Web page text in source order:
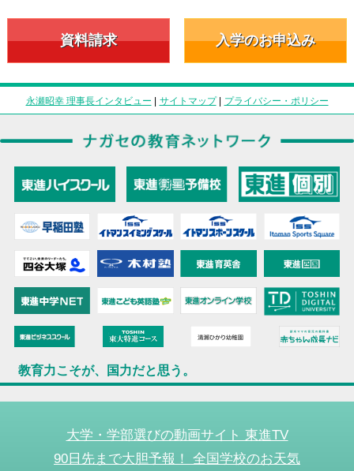
資料請求 入学のお申込み
永瀬昭幸 理事長インタビュー | サイトマップ| プライバシー・ポリシー
教育力こそが、国力だと思う。
大学・学部選びの動画サイト 東進TV
90日先まで大胆予報！ 全国学校のお天気